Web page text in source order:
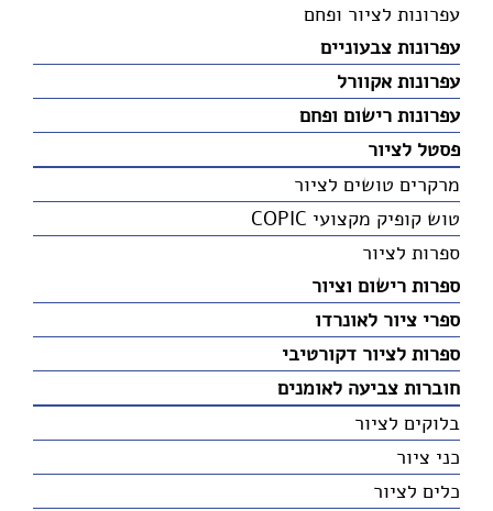
עפרונות לציור ופחם
עפרונות צבעוניים
עפרונות אקוורל
עפרונות רישום ופחם
פסטל לציור
מרקרים טושים לציור
טוש קופיק מקצועי COPIC
ספרות לציור
ספרות רישום וציור
ספרי ציור לאונרדו
ספרות לציור דקורטיבי
חוברות צביעה לאומנים
בלוקים לציור
כני ציור
כלים לציור